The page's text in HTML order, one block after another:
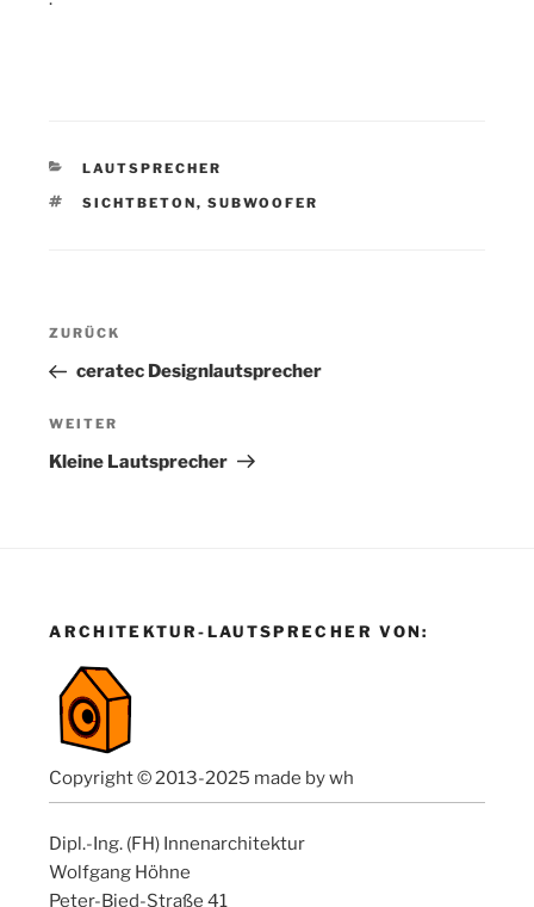
KATEGORIEN
LAUTSPRECHER
SCHLAGWÖRTER
SICHTBETON, SUBWOOFER
Beitragsnavigation
Vorheriger
Beitrag
ZURÜCK
ceratec Designlautsprecher
Nächster
Beitrag
WEITER
Kleine Lautsprecher
ARCHITEKTUR-LAUTSPRECHER VON:
Copyright © 2013-2025 made by wh
Dipl.-Ing. (FH) Innenarchitektur
Wolfgang Höhne
Peter-Bied-Straße 41